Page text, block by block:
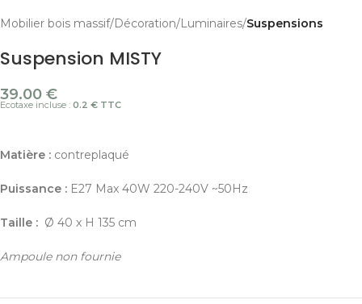
Mobilier bois massif Décoration Luminaires Suspensions
Suspension MISTY
39.00 €
Ecotaxe incluse : 0.2 € TTC
Matière : contreplaqué
Puissance : E27 Max 40W 220-240V ~50Hz
Taille : Ø 40 x H 135 cm
Ampoule non fournie